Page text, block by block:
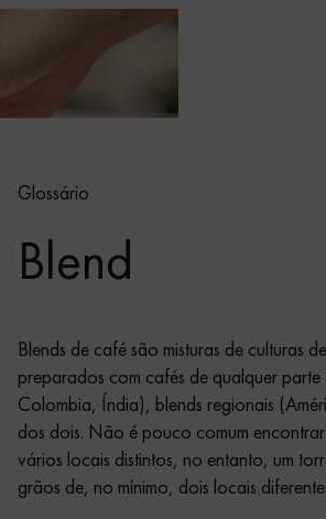
Glossário
Blend
Blends de café são misturas de culturas
preparados com cafés de qualquer
Colombia, Índia), blends regionais
dos dois. Não é pouco comum
vários locais distintos, no entanto, um
grãos de, no mínimo, dois locais